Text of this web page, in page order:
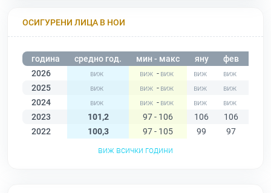
ОСИГУРЕНИ ЛИЦА В НОИ
година средно год. мин - макс яну фев
2026
-
2025
-
2024
-
2023
101,2 97 - 106 106 106
2022
100,3 97 - 105 99 97
виж всички години